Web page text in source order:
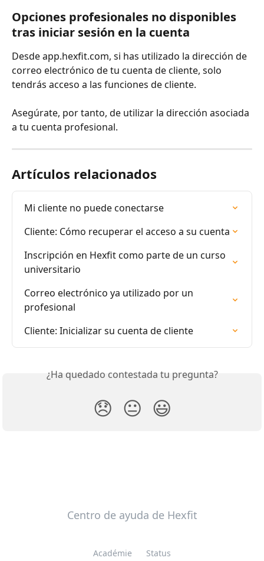
Opciones profesionales no disponibles
tras iniciar sesión en la cuenta
Desde app.hexfit.com, si has utilizado la dirección de
correo electrónico de tu cuenta de cliente, solo
tendrás acceso a las funciones de cliente.
Asegúrate, por tanto, de utilizar la dirección asociada
a tu cuenta profesional.
Artículos relacionados
Mi cliente no puede conectarse
Cliente: Cómo recuperar el acceso a su cuenta
Inscripción en Hexfit como parte de un curso
universitario
Correo electrónico ya utilizado por un
profesional
Cliente: Inicializar su cuenta de cliente
¿Ha quedado contestada tu pregunta?
😞 😐 😃
Centro de ayuda de Hexfit
Académie Status